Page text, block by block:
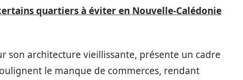
quartiers à éviter en Nouvelle-Calédonie
son architecture vieillissante, présente un cadre
le manque de commerces, rendant